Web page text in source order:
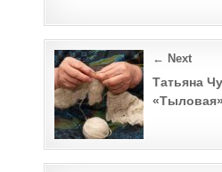
Post
navigation
← Next
Татьяна
«Тыловая»